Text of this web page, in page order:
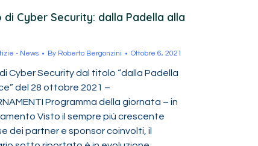
di Cyber Security: dalla Padella alla
- News By Roberto Bergonzini Ottobre 6, 2021
Cyber Security dal titolo “dalla Padella
del 28 ottobre 2021 –
Programma della giornata – in
Visto il sempre più crescente
dei partner e sponsor coinvolti, il